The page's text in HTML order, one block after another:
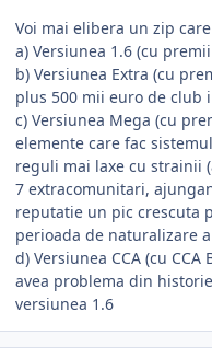
Voi mai elibera un zip
a) Versiunea 1.6 (cu
b) Versiunea Extra (cu
plus 500 mii euro de club
c) Versiunea Mega (cu
elemente care fac
reguli mai laxe cu strainii
7 extracomunitari,
reputatie un pic crescuta
perioada de naturalizare
d) Versiunea CCA (cu
avea problema din
versiunea 1.6